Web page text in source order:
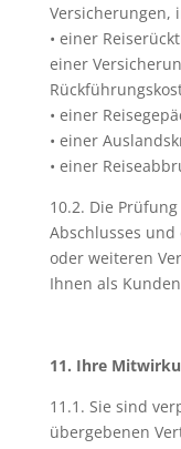
Versicherungen,
• einer
einer
• einer
• einer
• einer
10.2. Die
Abschlusses
oder weiteren
Ihnen als
11. Ihre
11.1. Sie sind
übergebenen